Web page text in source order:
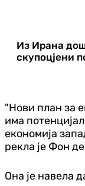
Из Ирана
скупоцјени
"Нови план за
има
економија
рекла је Фон
Она је навела